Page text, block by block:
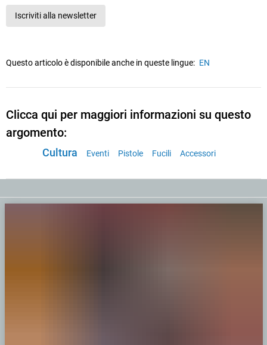
Iscriviti alla newsletter
Questo articolo è disponibile anche in queste lingue: EN
Clicca qui per maggiori informazioni su questo
argomento:
Cultura Eventi Pistole Fucili Accessori